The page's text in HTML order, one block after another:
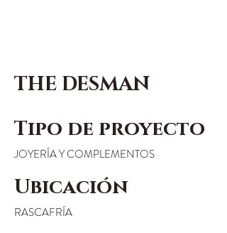
THE DESMAN
Tipo de proyecto
JOYERÍA Y COMPLEMENTOS
Ubicación
RASCAFRÍA